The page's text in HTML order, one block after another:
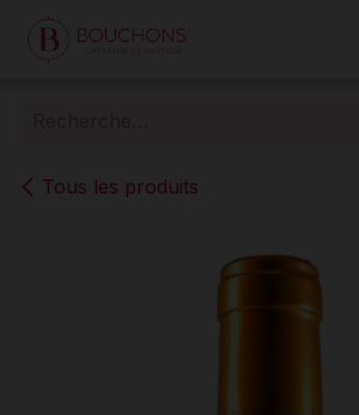
Se rendre au contenu
Tous les produits